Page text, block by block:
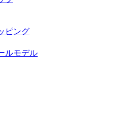
ピング
ルモデル